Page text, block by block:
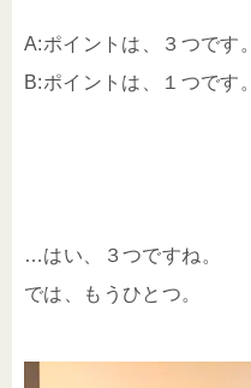
A:ポイントは、３つです。
B:ポイントは、１つです。
…はい、３つですね。
では、もうひとつ。